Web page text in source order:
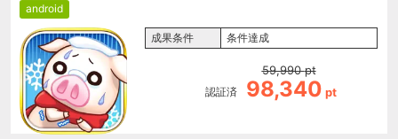
android
成果条件 条件達成
認証済
59,990 pt
98,340 pt